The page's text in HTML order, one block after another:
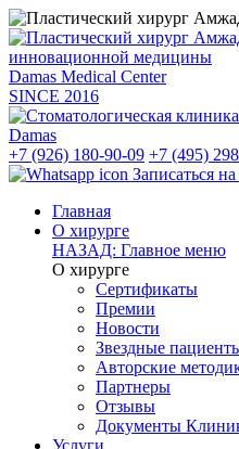
инновационной медицины
Damas Medical Center
SINCE 2016
Damas
+7 (926) 180-90-09 +7 (495)
Записаться
Главная
О хирурге
НАЗАД: Главное меню
О хирурге
Сертификаты
Премии
Новости
Звездные
Авторские
Партнеры
Отзывы
Документы
Услуги